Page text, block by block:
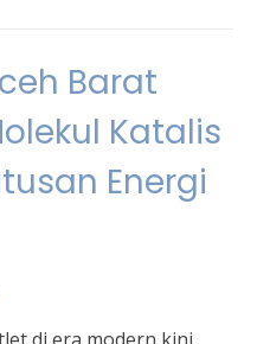
Barat
Katalis
Energi